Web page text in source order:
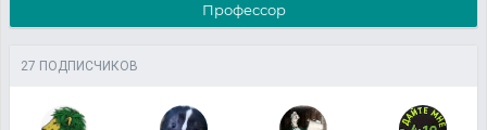
Профессор
27 ПОДПИСЧИКОВ